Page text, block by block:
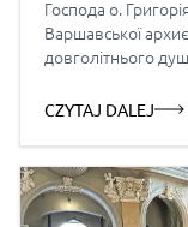
Господа о.
Варшавської
довголітнього
формаційної
Соборі
CZYTAJ DALEJ